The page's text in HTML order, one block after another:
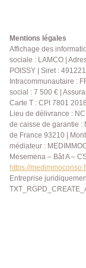
Mentions légales
Affichage des
sociale : LAMCO |
POISSY | Siret :
Intracommunautaire :
social : 7 500 € |
Carte T : CPI 7801
Lieu de délivrance :
de caisse de garantie :
de France 93210 |
médiateur :
Mesemena – Bât A –
https://
Entreprise